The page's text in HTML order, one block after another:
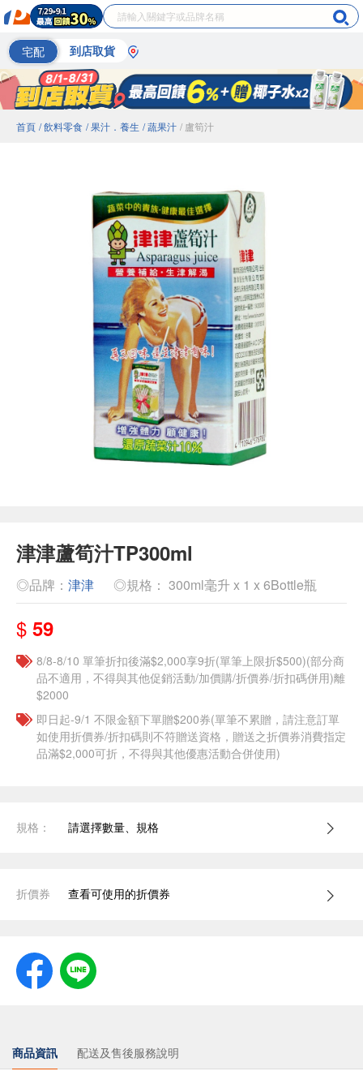
宅配 到店取貨
首頁 / 飲料零食 / 果汁．養生 / 蔬果汁 / 盧筍汁
津津蘆筍汁TP300ml
◎品牌： 津津 ◎規格： 300ml毫升 x 1 x 6Bottle瓶
$ 59
8/8-8/10 單筆折扣後滿$2,000享9折(單筆上限折$500)(部分商
品不適用，不得與其他促銷活動/加價購/折價券/折扣碼併用)離
$2000
即日起-9/1 不限金額下單贈$200券(單筆不累贈，請注意訂單
如使用折價券/折扣碼則不符贈送資格，贈送之折價券消費指定
品滿$2,000可折，不得與其他優惠活動合併使用)
規格： 請選擇數量、規格
折價券 查看可使用的折價券
商品資訊 配送及售後服務說明